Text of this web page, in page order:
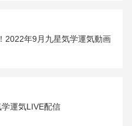
2022年9月九星気学運気動画
運気LIVE配信